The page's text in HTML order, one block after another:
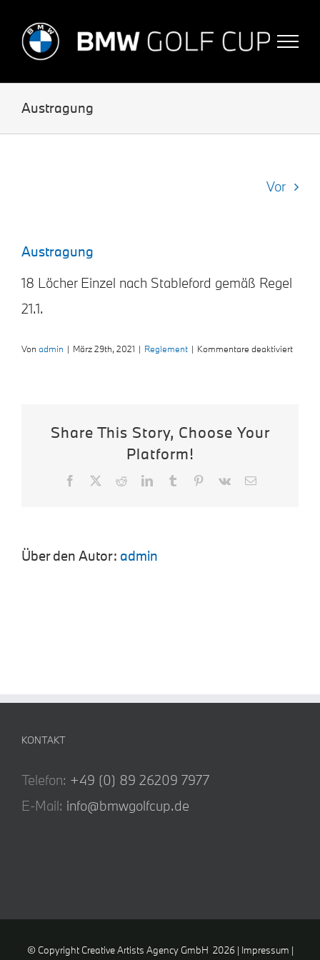
content
Austragung
Vor
Austragung
18 Löcher Einzel nach Stableford gemäß Regel
21.1.
Von admin | März 29th, 2021 | Reglement | Kommentare deaktiviertfür
Share This Story, Choose Your
Platform!
Facebook RedditLinkedInTumblr Pinterest
Vk
E-
Über den Autor: admin
KONTAKT
Telefon: +49 (0) 89 26209 7977
E-Mail: info@bmwgolfcup.de
© Copyright Creative Artists Agency GmbH 2026 | Impressum |